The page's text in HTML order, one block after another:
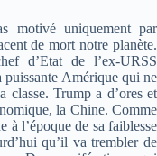
motivé uniquement par
de mort notre planète.
d’Etat de l’ex-URSS
puissante Amérique qui ne
classe. Trump a d’ores et
la Chine. Comme
à l’époque de sa faiblesse
qu’il va trembler de